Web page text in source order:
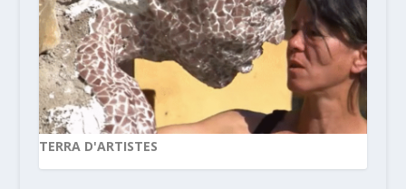
TERRA D'ARTISTES